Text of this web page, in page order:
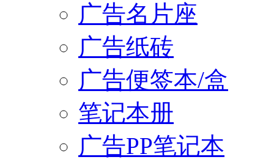
广告名片座
广告纸砖
广告便签本/盒
笔记本册
广告PP笔记本